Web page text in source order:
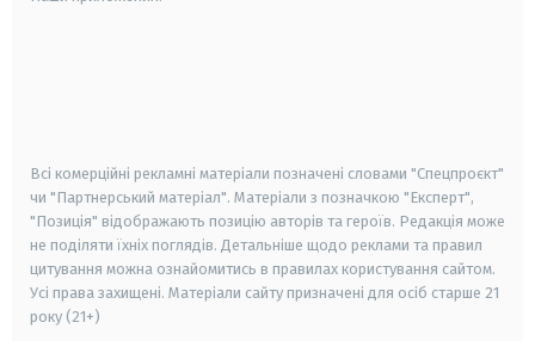
Всі комерційні рекламні матеріали позначені словами "Спецпроєкт"
чи "Партнерський матеріал". Матеріали з позначкою "Експерт",
"Позиція" відображають позицію авторів та героїв. Редакція може
не поділяти їхніх поглядів. Детальніше щодо реклами та правил
цитування можна ознайомитись в правилах користування сайтом.
Усі права захищені. Матеріали сайту призначені для осіб старше 21
року (21+)